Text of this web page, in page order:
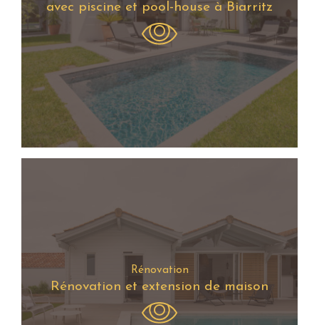
avec piscine et pool-house à Biarritz
Rénovation
Rénovation et extension de maison